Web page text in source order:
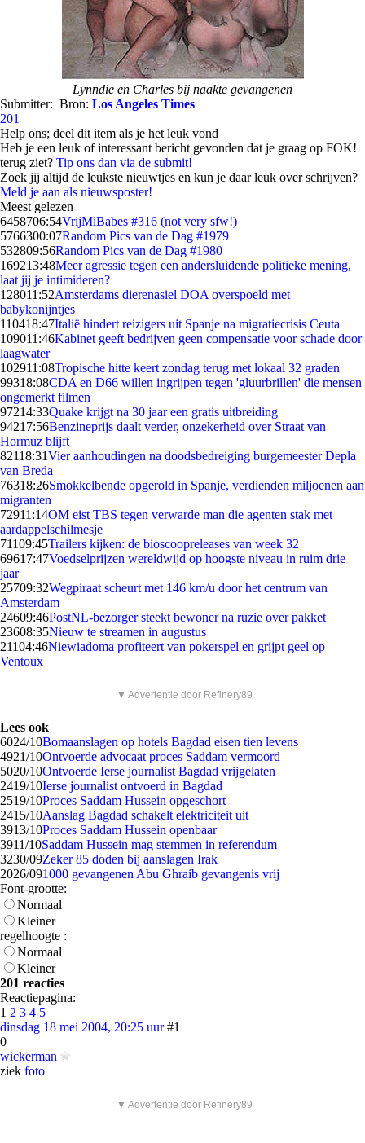
Lynndie en Charles bij naakte gevangenen
Submitter: Bron: Los Angeles Times
201
Help ons; deel dit item als je het leuk vond
Heb je een leuk of interessant bericht gevonden dat je graag op FOK!
terug ziet? Tip ons dan via de submit!
Zoek jij altijd de leukste nieuwtjes en kun je daar leuk over schrijven?
Meld je aan als nieuwsposter!
Meest gelezen
6458706:54VrijMiBabes #316 (not very sfw!)
5766300:07Random Pics van de Dag #1979
532809:56Random Pics van de Dag #1980
169213:48Meer agressie tegen een andersluidende politieke mening,
laat jij je intimideren?
128011:52Amsterdams dierenasiel DOA overspoeld met
babykonijntjes
110418:47Italië hindert reizigers uit Spanje na migratiecrisis Ceuta
109011:46Kabinet geeft bedrijven geen compensatie voor schade door
laagwater
102911:08Tropische hitte keert zondag terug met lokaal 32 graden
99318:08CDA en D66 willen ingrijpen tegen 'gluurbrillen' die mensen
ongemerkt filmen
97214:33Quake krijgt na 30 jaar een gratis uitbreiding
94217:56Benzineprijs daalt verder, onzekerheid over Straat van
Hormuz blijft
82118:31Vier aanhoudingen na doodsbedreiging burgemeester Depla
van Breda
76318:26Smokkelbende opgerold in Spanje, verdienden miljoenen aan
migranten
72911:14OM eist TBS tegen verwarde man die agenten stak met
aardappelschilmesje
71109:45Trailers kijken: de bioscoopreleases van week 32
69617:47Voedselprijzen wereldwijd op hoogste niveau in ruim drie
jaar
25709:32Wegpiraat scheurt met 146 km/u door het centrum van
Amsterdam
24609:46PostNL-bezorger steekt bewoner na ruzie over pakket
23608:35Nieuw te streamen in augustus
21104:46Niewiadoma profiteert van pokerspel en grijpt geel op
Ventoux
▼ Advertentie door Refinery89
Lees ook
6024/10Bomaanslagen op hotels Bagdad eisen tien levens
4921/10Ontvoerde advocaat proces Saddam vermoord
5020/10Ontvoerde Ierse journalist Bagdad vrijgelaten
2419/10Ierse journalist ontvoerd in Bagdad
2519/10Proces Saddam Hussein opgeschort
2415/10Aanslag Bagdad schakelt elektriciteit uit
3913/10Proces Saddam Hussein openbaar
3911/10Saddam Hussein mag stemmen in referendum
3230/09Zeker 85 doden bij aanslagen Irak
2026/091000 gevangenen Abu Ghraib gevangenis vrij
Font-grootte:
Normaal
Kleiner
regelhoogte :
Normaal
Kleiner
201 reacties
Reactiepagina:
1 2 3 4 5
dinsdag 18 mei 2004, 20:25 uur #1
0
wickerman
ziek foto
▼ Advertentie door Refinery89